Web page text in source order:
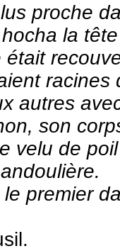
proche
la
autres
son
velu de
le premier